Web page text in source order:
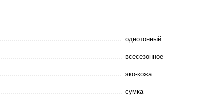
однотонный
всесезонное
эко-кожа
сумка